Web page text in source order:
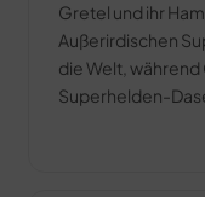
Gretel und ihr
Außerirdischen
die Welt,
Superhelden-